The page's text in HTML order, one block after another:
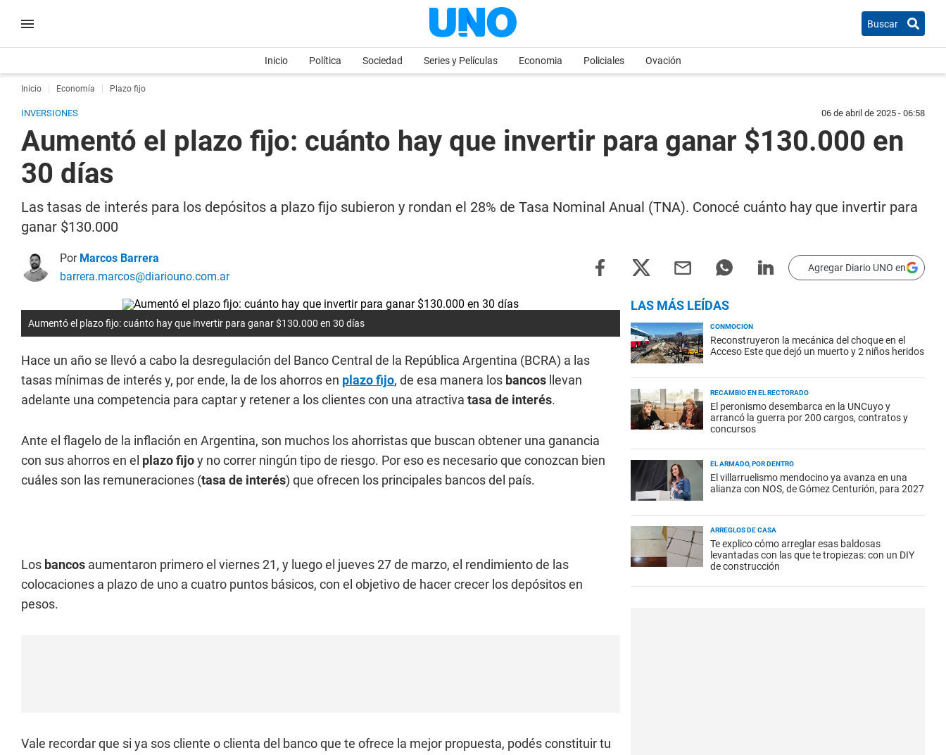
Buscar
Inicio Política Sociedad Series y Películas Economia Policiales Ovación
Inicio Economía Plazo fijo
INVERSIONES 06 de abril de 2025 - 06:58
Aumentó el plazo fijo: cuánto hay que invertir para ganar $130.000 en
30 días
Las tasas de interés para los depósitos a plazo fijo subieron y rondan el 28% de Tasa Nominal Anual (TNA). Conocé cuánto hay que invertir para
ganar $130.000
Por Marcos Barrera
barrera.marcos@diariouno.com.ar
Agregar Diario UNO en
Aumentó el plazo fijo: cuánto hay que invertir para ganar $130.000 en 30 días
Hace un año se llevó a cabo la desregulación del Banco Central de la República Argentina (BCRA) a las
tasas mínimas de interés y, por ende, la de los ahorros en plazo fijo, de esa manera los bancos llevan
adelante una competencia para captar y retener a los clientes con una atractiva tasa de interés.
Ante el flagelo de la inflación en Argentina, son muchos los ahorristas que buscan obtener una ganancia
con sus ahorros en el plazo fijoy no correr ningún tipo de riesgo. Por eso es necesario que conozcan bien
cuáles son las remuneraciones (tasa de interés) que ofrecen los principales bancos del país.
Los bancos aumentaron primero el viernes 21, y luego el jueves 27 de marzo, el rendimiento de las
colocaciones a plazo de uno a cuatro puntos básicos, con el objetivo de hacer crecer los depósitos en
pesos.
Vale recordar que si ya sos cliente o clienta del banco que te ofrece la mejor propuesta, podés constituir tu
LAS MÁS LEÍDAS
CONMOCIÓN
Reconstruyeron la mecánica del choque en el
Acceso Este que dejó un muerto y 2 niños heridos
RECAMBIO EN EL RECTORADO
El peronismo desembarca en la UNCuyo y
arrancó la guerra por 200 cargos, contratos y
concursos
EL ARMADO, POR DENTRO
El villarruelismo mendocino ya avanza en una
alianza con NOS, de Gómez Centurión, para 2027
ARREGLOS DE CASA
Te explico cómo arreglar esas baldosas
levantadas con las que te tropiezas: con un DIY
de construcción